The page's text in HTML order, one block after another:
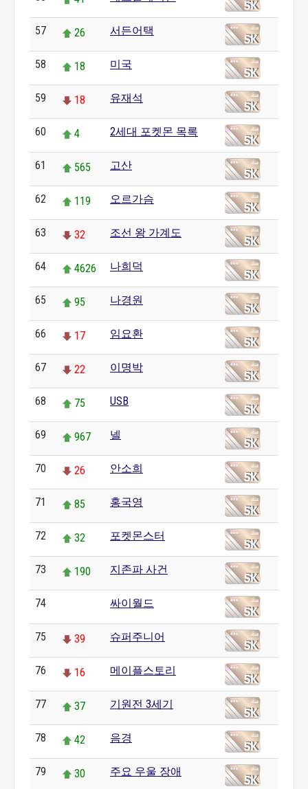
57 26 서든어택
58 18 미국
59 18 유재석
60 4 2세대 포켓몬 목록
61 565 고산
62 119 오르가슴
63 32 조선 왕 가계도
64 4626 나희덕
65 95 나경원
66 17 임요환
67 22 이명박
68 75 USB
69 967 넬
70 26 안소희
71 85 홍국영
72 32 포켓몬스터
73 190 지존파 사건
74 싸이월드
75 39 슈퍼주니어
76 16 메이플스토리
77 37 기원전 3세기
78 42 음경
79 30 주요 우울 장애